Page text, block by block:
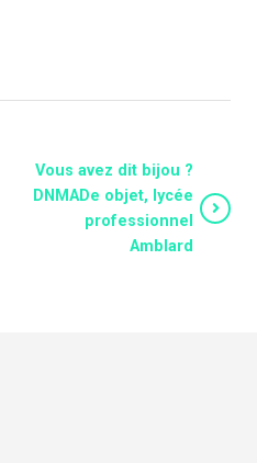
Vous avez dit bijou ?
DNMADe objet, lycée
professionnel
Amblard